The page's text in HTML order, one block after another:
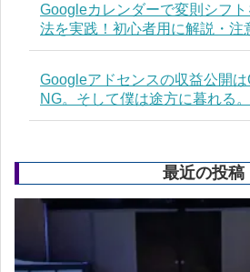
Googleカレンダーで変則シフ
法を実践！初心者用に解説・注
Googleアドセンスの収益公開
NG。そして僕は途方に暮れる。
最近の投稿